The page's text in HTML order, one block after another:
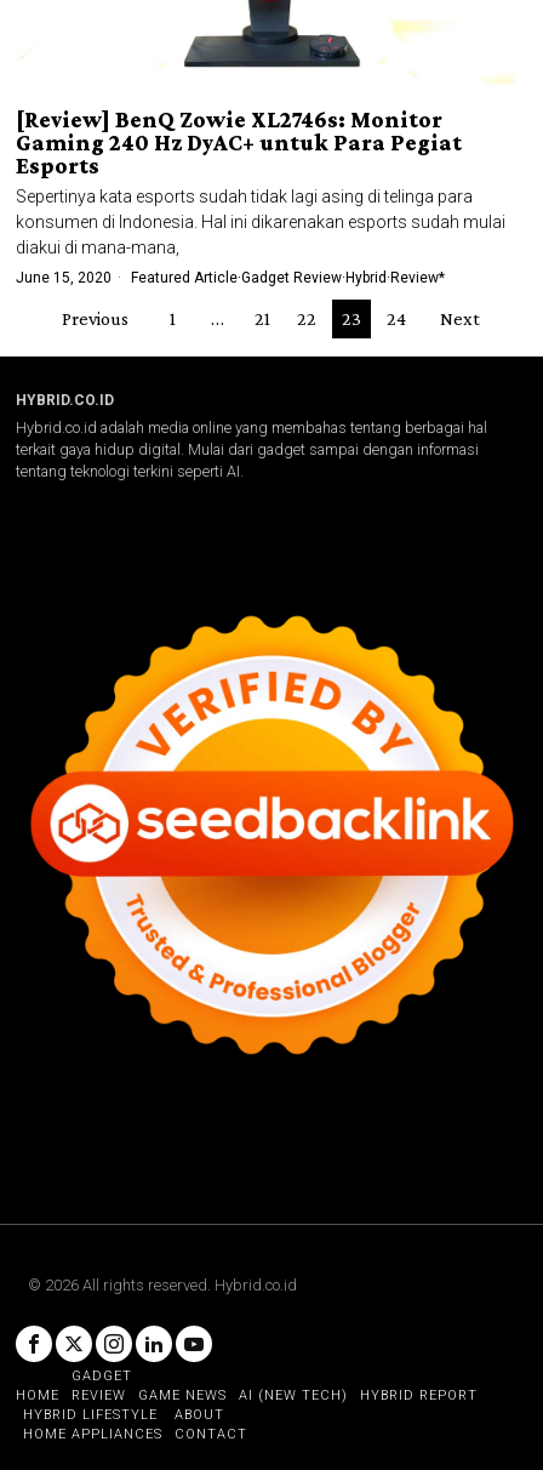
[Review] BenQ Zowie XL2746s: Monitor
Gaming 240 Hz DyAC+ untuk Para Pegiat
Esports
Sepertinya kata esports sudah tidak lagi asing di telinga para
konsumen di Indonesia. Hal ini dikarenakan esports sudah mulai
diakui di mana-mana,
June 15, 2020 Featured Article·Gadget Review·Hybrid ·Review*
Previous 1 … 21 22 23 24 Next
HYBRID.CO.ID
Hybrid.co.id adalah media online yang membahas tentang berbagai hal
terkait gaya hidup digital. Mulai dari gadget sampai dengan informasi
tentang teknologi terkini seperti AI.
© 2026 All rights reserved. Hybrid.co.id
HOME
GADGET
REVIEW
GAME NEWS AI (NEW TECH)
HYBRID REPORT
HYBRID LIFESTYLE
HOME APPLIANCES
ABOUT
CONTACT